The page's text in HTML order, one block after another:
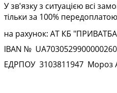
У зв'язку з ситуацією всі
тільки за 100%
на рахунок: АТ КБ
IBAN № UA
ЕДРПОУ 3103811947 Мороз